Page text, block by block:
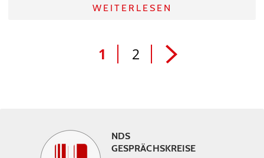
WEITERLESEN
1 2
NDS
GESPRÄCHSKREISE